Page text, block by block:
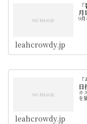
月
9
leahcrowdy.jp
日
カ
を
leahcrowdy.jp